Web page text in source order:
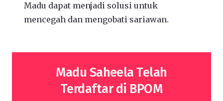
Madu dapat menjadi solusi untuk
mencegah dan mengobati sariawan.
Madu Saheela Telah
Terdaftar di BPOM